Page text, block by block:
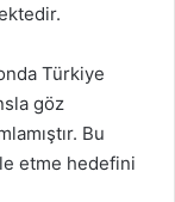
Türkiye
göz
Bu
etme hedefini